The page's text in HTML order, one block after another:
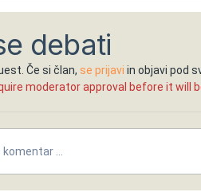
debati
Če si član, se prijavi in objavi pod
moderator approval before it will
komentar ...